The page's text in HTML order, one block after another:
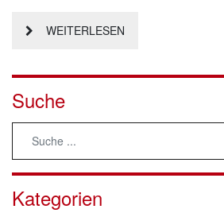
WEITERLESEN
Suche
Kategorien